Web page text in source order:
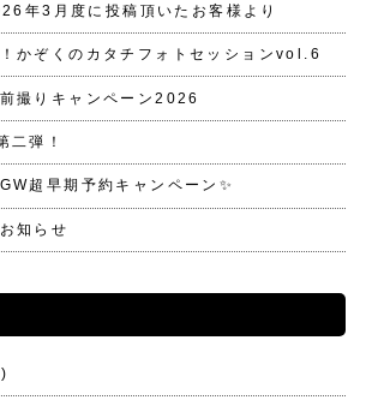
年3月度に投稿頂いたお客様より
かぞくのカタチフォトセッションvol.6
撮りキャンペーン2026
二弾！
超早期予約キャンペーン✨
知らせ